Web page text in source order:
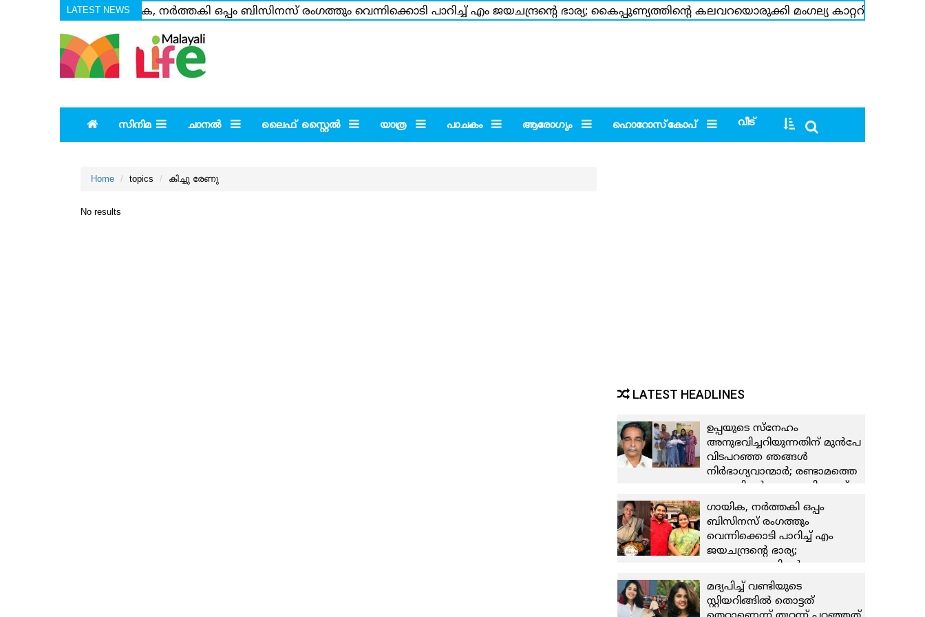
LATEST NEWSഗായിക, നര്‍ത്തകി ഒപ്പം ബിസിനസ് രംഗത്തും വെന്നിക്കൊടി പാറിച്ച് എം ജയചന്ദ്രന്റെ ഭാര്യ; കൈപ്പുണ്യത്തിന്റെ കലവറയൊരുക്കി മംഗല്യ കാറ്ററിങ്
അമ്മയെന്ന് സൂചന; ലണ്ടനില്‍ ഉള്ള സംഗീത ഉടന്‍ ചെന്നൈയിലെത്തിയേക്കും; വിജയ്ക്കെതിരായ വിവാഹമോചന ഹര്‍ജി ഭാര്യ പിന്‍വലിച്ചതോടെ
സിനിമ ചാനല്‍ ലൈഫ് സ്റ്റൈല്‍ യാത്ര പാചകം ആരോഗ്യം ഹൊറോസ്‌കോപ്‌ വീട്
Home topics കിച്ചു രേണു
No results
LATEST HEADLINES
ഉപ്പയുടെ സ്നേഹം
അനുഭവിച്ചറിയുന്നതിന് മുന്‍പേ
വിടപറഞ്ഞ ഞങ്ങള്‍
നിര്‍ഭാഗ്യവാന്മാര്‍; രണ്ടാമത്തെ
കുഞ്ഞിന്റെ കണ്ണുകളിലേക്ക്
നോക്കുമ്പോള്‍, അങ്ങയുടെ
ഒരു അംശം കാണാന്‍
കഴിയുന്നു; ഉപ്പ വേര്‍പിരിഞ്ഞ് 9
വര്‍ഷം പിന്നിടുമ്പോള്‍
കുറിപ്പുമായി ഷംനാ കാസിം..
ഗായിക, നര്‍ത്തകി ഒപ്പം
ബിസിനസ് രംഗത്തും
വെന്നിക്കൊടി പാറിച്ച് എം
ജയചന്ദ്രന്റെ ഭാര്യ;
കൈപ്പുണ്യത്തിന്റെ
കലവറയൊരുക്കി മംഗല്യ
കാറ്ററിങ്
തിരുവനന്തപുരത്തുകാര്‍ക്ക്
മദ്യപിച്ച് വണ്ടിയുടെ
സ്റ്റിയറിങ്ങില്‍ തൊട്ടത്